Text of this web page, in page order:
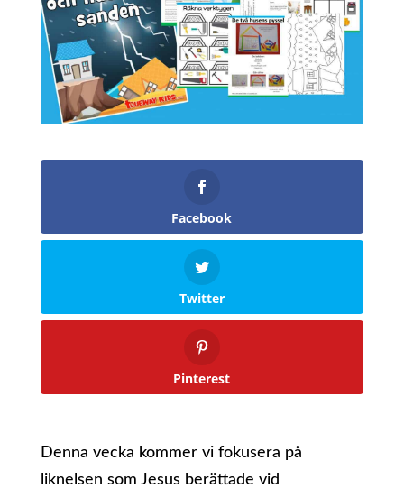
Facebook
Twitter
Pinterest
Denna vecka kommer vi fokusera på
liknelsen som Jesus berättade vid